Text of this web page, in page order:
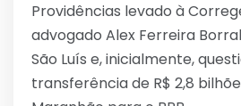
Providências levado à
advogado Alex Ferreira
São Luís e, inicialmente,
transferência de R$ 2,8